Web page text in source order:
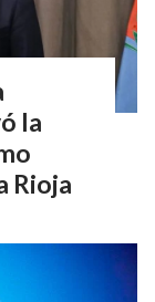
la
Rioja